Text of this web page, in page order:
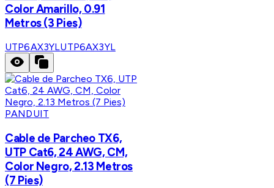
Color Amarillo, 0.91
Metros (3 Pies)
UTP6AX3YLUTP6AX3YL
PANDUIT
Cable de Parcheo TX6,
UTP Cat6, 24 AWG, CM,
Color Negro, 2.13 Metros
(7 Pies)